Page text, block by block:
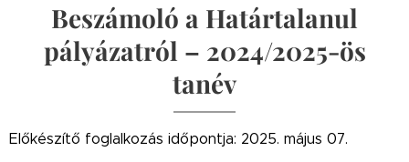
Beszámoló a Határtalanul
pályázatról – 2024/2025-ös
tanév
Előkészítő foglalkozás időpontja: 2025. május 07.